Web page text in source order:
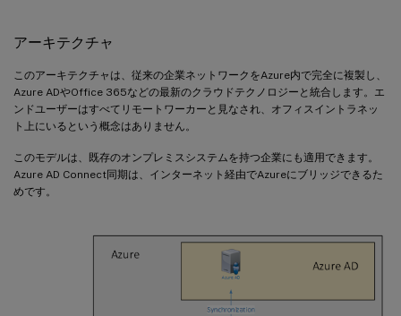
アーキテクチャ
このアーキテクチャは、従来の企業ネットワークをAzure内で完全に複製し、
Azure ADやOffice 365などの最新のクラウドテクノロジーと統合します。エ
ンドユーザーはすべてリモートワーカーと見なされ、オフィスイントラネッ
ト上にいるという概念はありません。
このモデルは、既存のオンプレミスシステムを持つ企業にも適用できます。
Azure AD Connect同期は、インターネット経由でAzureにブリッジできるた
めです。